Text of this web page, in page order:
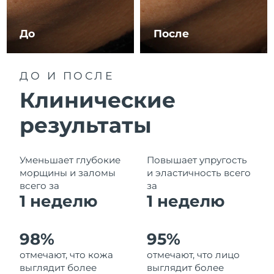
До После
ДО И ПОСЛЕ
Клинические
результаты
Уменьшает глубокие
морщины и заломы
всего за
1 неделю
Повышает упругость
и эластичность всего
за
1 неделю
98%
отмечают, что кожа
выглядит более
95%
отмечают, что лицо
выглядит более
Ливан
Ожидаемая дата доставки
Литва
Ожидаемая дата доставки
Макао (САР)
Ожидаемая дата доставки
Малайзия
Ожидаемая дата доставки
Мальта
Ожидаемая дата доставки
Мексика
Ожидаемая дата доставки